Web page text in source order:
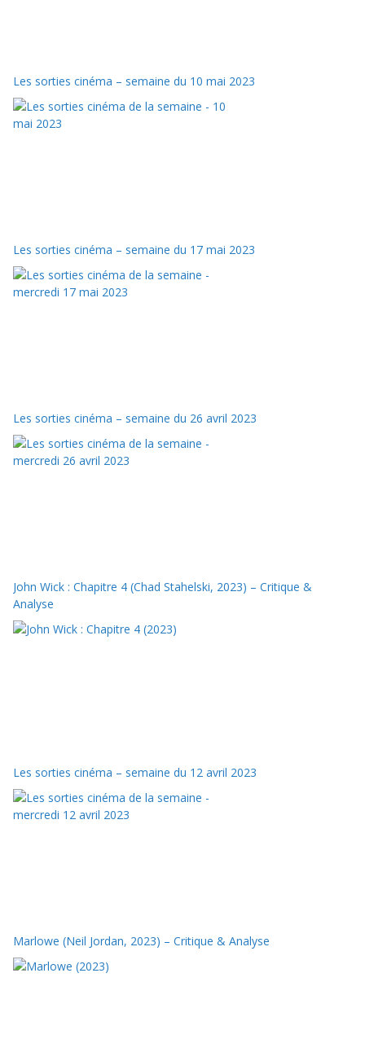
Les sorties cinéma – semaine du 10 mai 2023
Les sorties cinéma – semaine du 17 mai 2023
Les sorties cinéma – semaine du 26 avril 2023
John Wick : Chapitre 4 (Chad Stahelski, 2023) – Critique &
Analyse
Les sorties cinéma – semaine du 12 avril 2023
Marlowe (Neil Jordan, 2023) – Critique & Analyse